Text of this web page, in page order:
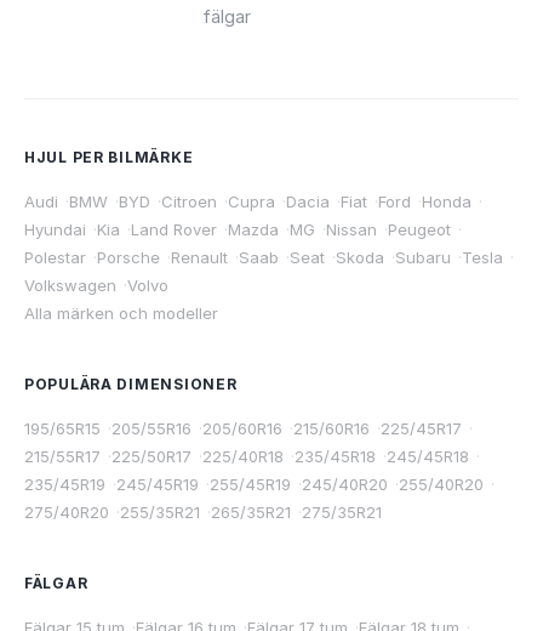
fälgar
HJUL PER BILMÄRKE
Audi ·BMW ·BYD ·Citroen ·Cupra ·Dacia ·Fiat ·Ford ·Honda ·
Hyundai ·Kia ·Land Rover ·Mazda ·MG ·Nissan ·Peugeot ·
Polestar ·Porsche ·Renault ·Saab ·Seat ·Skoda ·Subaru ·Tesla ·
Volkswagen ·Volvo
Alla märken och modeller
POPULÄRA DIMENSIONER
195/65R15 ·205/55R16 ·205/60R16 ·215/60R16 ·225/45R17 ·
215/55R17 ·225/50R17 ·225/40R18 ·235/45R18 ·245/45R18 ·
235/45R19 ·245/45R19 ·255/45R19 ·245/40R20 ·255/40R20 ·
275/40R20 ·255/35R21 ·265/35R21 ·275/35R21
FÄLGAR